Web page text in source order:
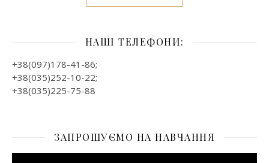
НАШІ ТЕЛЕФОНИ:
+38(097)178-41-86;
+38(035)252-10-22;
+38(035)225-75-88
ЗАПРОШУЄМО НА НАВЧАННЯ
Відеопрогравач